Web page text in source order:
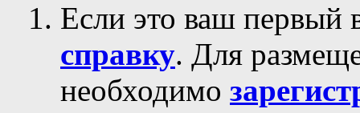
Если это ваш первый
справку. Для
необходимо